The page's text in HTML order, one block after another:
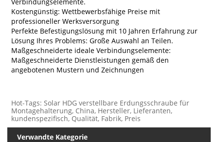
Kostengünstig: Wettbewerbsfähige Preise mit
professioneller Werksversorgung
Perfekte Befestigungslösung mit 10 Jahren Erfahrung zur
Lösung Ihres Problems: Große Auswahl an Teilen.
Maßgeschneiderte ideale Verbindungselemente:
Maßgeschneiderte Dienstleistungen gemäß den
angebotenen Mustern und Zeichnungen
Hot-Tags: Solar HDG verstellbare Erdungsschraube für
Montagehalterung, China, Hersteller, Lieferanten,
kundenspezifisch, Qualität, Fabrik, Preis
Verwandte Kategorie